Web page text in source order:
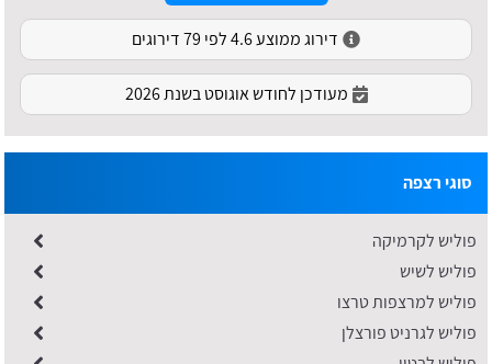
דירוג ממוצע 4.6 לפי 79 דירוגים
מעודכן לחודש אוגוסט בשנת 2026
סוגי רצפה
פוליש לקרמיקה
פוליש לשיש
פוליש למרצפות טרצו
פוליש לגרניט פורצלן